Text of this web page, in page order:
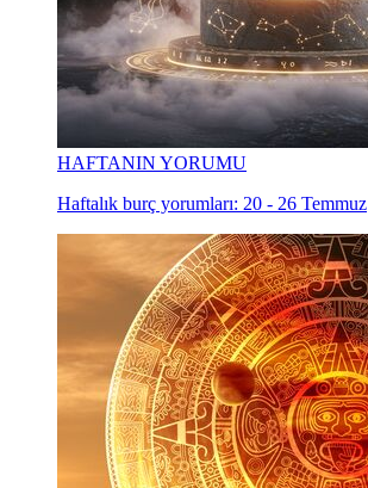
HAFTANIN YORUMU
Haftalık burç yorumları: 20 - 26 Temmuz